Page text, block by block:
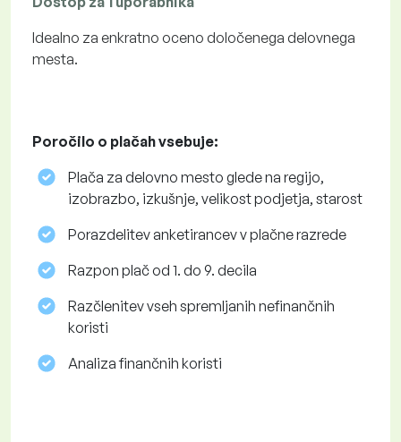
Idealno za enkratno oceno določenega delovnega
mesta.
Poročilo o plačah vsebuje:
Plača za delovno mesto glede na regijo,
izobrazbo, izkušnje, velikost podjetja, starost
Porazdelitev anketirancev v plačne razrede
Razpon plač od 1. do 9. decila
Razčlenitev vseh spremljanih nefinančnih
koristi
Analiza finančnih koristi